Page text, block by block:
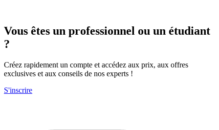
Vous êtes un professionnel ou un étudiant
?
Créez rapidement un compte et accédez aux prix, aux offres
exclusives et aux conseils de nos experts !
S'inscrire